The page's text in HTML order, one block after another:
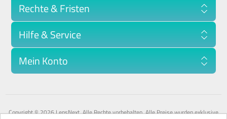
Rechte & Fristen
Hilfe & Service
Mein Konto
Copyright © 2026 LensNext. Alle Rechte vorbehalten.Alle Preise wurden exklusive